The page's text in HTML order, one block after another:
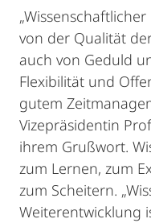
von der Qualität
auch von Geduld
Flexibilität und
gutem
Vizepräsidentin
ihrem Grußwort.
zum Lernen, zum
zum Scheitern.
Weiterentwicklung